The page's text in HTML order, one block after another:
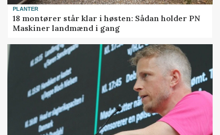
PLANTER
18 montører står klar i høsten: Sådan holder PN
Maskiner landmænd i gang